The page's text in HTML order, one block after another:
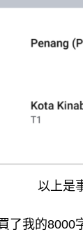
以上是
了我的8000